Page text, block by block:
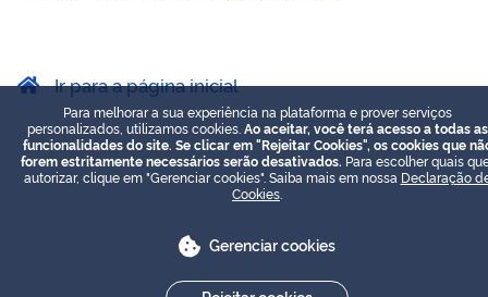
Ir para a página inicial
Para melhorar a sua experiência na plataforma e prover serviços
personalizados, utilizamos cookies. Ao aceitar, você terá acesso a todas as
funcionalidades do site. Se clicar em "Rejeitar Cookies", os cookies que
forem estritamente necessários serão desativados. Para escolher quais
autorizar, clique em "Gerenciar cookies". Saiba mais em nossa Declaração
Cookies
Gerenciar cookies